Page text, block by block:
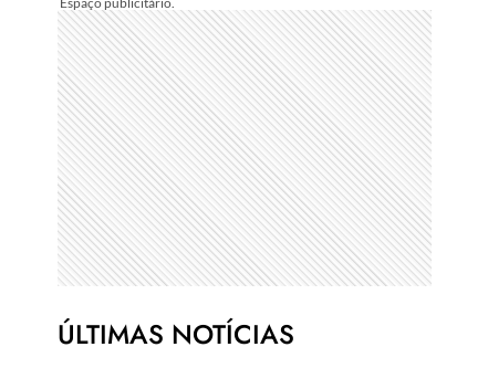
ÚLTIMAS NOTÍCIAS